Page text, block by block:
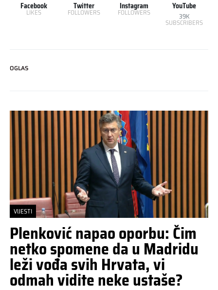
Facebook
LIKES
Twitter
FOLLOWERS
Instagram
FOLLOWERS
YouTube
39K
SUBSCRIBERS
OGLAS
VIJESTI
Plenković napao oporbu: Čim
netko spomene da u Madridu
leži vođa svih Hrvata, vi
odmah vidite neke ustaše?